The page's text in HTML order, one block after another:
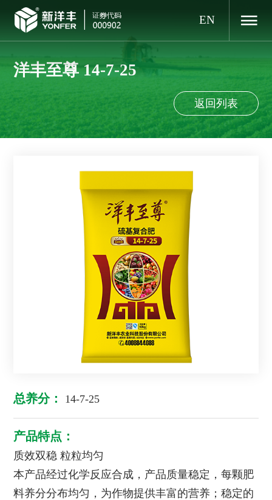
EN
洋丰至尊 14-7-25
返回列表
总养分： 14-7-25
产品特点：
质效双稳 粒粒均匀
本产品经过化学反应合成，产品质量稳定，每颗肥
料养分分布均匀，为作物提供丰富的营养；稳定的